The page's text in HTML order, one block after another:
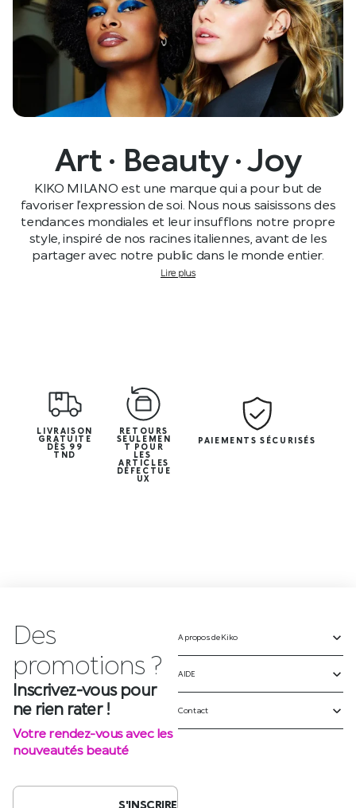
Art · Beauty · Joy
KIKO MILANO est une marque qui a pour but de
favoriser l’expression de soi. Nous nous saisissons des
tendances mondiales et leur insufflons notre propre
style, inspiré de nos racines italiennes, avant de les
partager avec notre public dans le monde entier.
Lire plus
LIVRAISON
GRATUITE
DÈS 99
TND
RETOURS
SEULEMEN
T POUR
LES
ARTICLES
DÉFECTUE
UX
PAIEMENTS SÉCURISÉS
Des
Inscrivez-vous pour
ne rien rater !
Votre rendez-vous avec les
nouveautés beauté
S'INSCRIRE